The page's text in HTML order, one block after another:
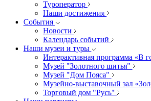
Туроператор
Наши достижения
События
Новости
Календарь событий
Наши музеи и туры
Интерактивная программа «В
Музей "Золотного шитья"
Музей "Дом Пояса"
Музейно-выставочный зал
Торговый дом "Русь"